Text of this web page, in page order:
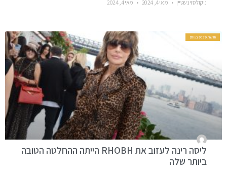
ניקולס וינשטיין מאי 4, 2024 מאי 4, 2024
חדשות סלבס בעולם
ליסה רינה לעזוב את RHOBH הייתה ההחלטה הטובה
ביותר שלה